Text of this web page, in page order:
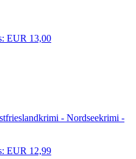
EUR 13,00
- Nordseekrimi -
EUR 12,99